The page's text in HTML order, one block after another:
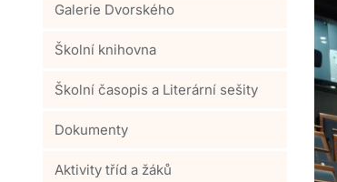
Galerie Dvorského
Školní knihovna
Školní časopis a Literární sešity
Dokumenty
Aktivity tříd a žáků